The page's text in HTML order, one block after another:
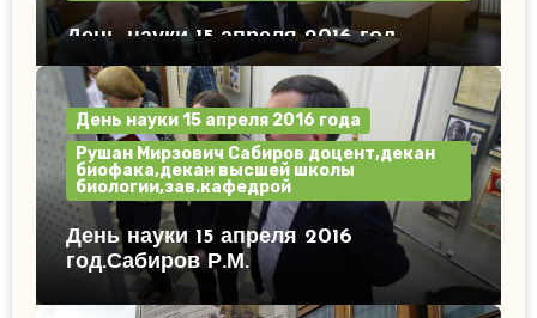
День науки 15 апреля 2016 год.
День науки 15 апреля 2016 года
Рушан Мирзович Сабиров доцент,декан
биофака,декан высшей школы
биологии,зав.кафедрой
День науки 15 апреля 2016
год.Сабиров Р.М.